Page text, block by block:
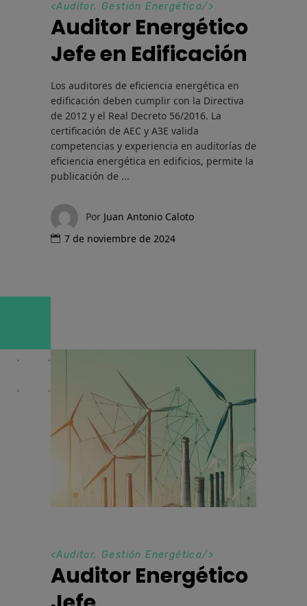
<Auditor, Gestión Energética/>
Auditor Energético
Jefe en Edificación
Los auditores de eficiencia energética en
edificación deben cumplir con la Directiva
de 2012 y el Real Decreto 56/2016. La
certificación de AEC y A3E valida
competencias y experiencia en auditorías de
eficiencia energética en edificios, permite la
publicación de
Por Juan Antonio Caloto
7 de noviembre de 2024
<Auditor, Gestión Energética/>
Auditor Energético